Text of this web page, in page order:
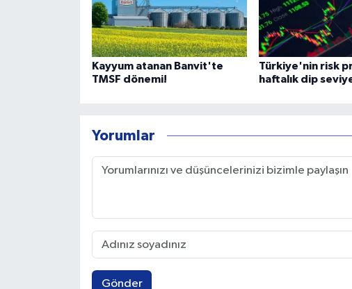
Kayyum atanan Banvit'te
TMSF dönemi!
Türkiye'nin risk
haftalık dip
Yorumlar
Gönder